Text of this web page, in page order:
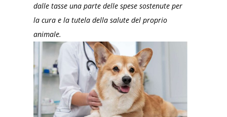
dalle tasse una parte delle spese sostenute per
la cura e la tutela della salute del proprio
animale.